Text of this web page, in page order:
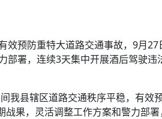
效预防重特大道路交通事故，9月
署，连续3天集中开展酒后驾驶违
我县辖区道路交通秩序平稳，有效
果，灵活调整工作方案和警力部